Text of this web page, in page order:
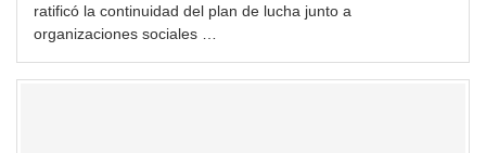
ratificó la continuidad del plan de lucha junto a
organizaciones sociales …